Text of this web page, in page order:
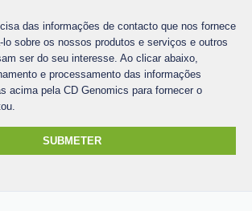
das informações de contacto que nos fornece
lo sobre os nossos produtos e serviços e outros
ser do seu interesse. Ao clicar abaixo,
e processamento das informações
acima pela CD Genomics para fornecer o
SUBMETER